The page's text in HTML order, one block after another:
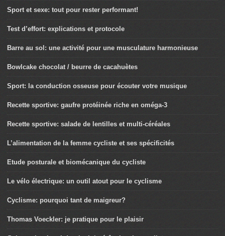
Sport et sexe: tout pour rester performant!
Test d’effort: explications et protocole
Barre au sol: une activité pour une musculature harmonieuse
Bowlcake chocolat / beurre de cacahuètes
Sport: la conduction osseuse pour écouter votre musique
Recette sportive: gaufre protéinée riche en oméga-3
Recette sportive: salade de lentilles et multi-céréales
L’alimentation de la femme cycliste et ses spécificités
Etude posturale et biomécanique du cycliste
Le vélo électrique: un outil atout pour le cyclisme
Cyclisme: pourquoi tant de maigreur?
Thomas Voeckler: je pratique pour le plaisir